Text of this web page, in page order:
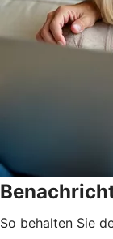
So behalten Sie